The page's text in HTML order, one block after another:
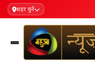
शहर चुनें